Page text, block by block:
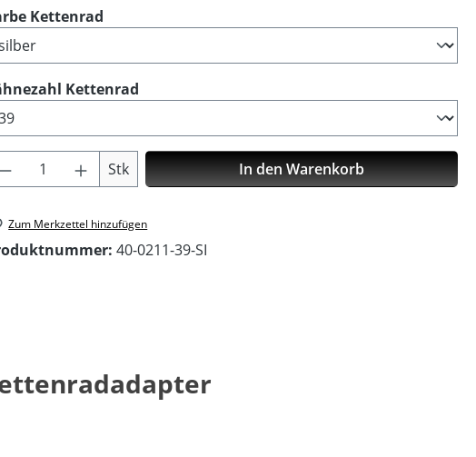
Kettenrad
Kettenrad
Anzahl: Gib den gewünschten Wert
Stk In den Warenkorb
Zum Merkzettel hinzufügen
40-0211-39-SI